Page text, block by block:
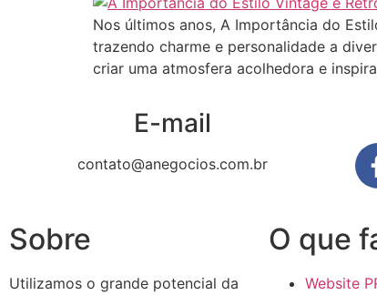
Nos últimos anos, A Importância do
trazendo charme e personalidade a
criar uma atmosfera acolhedora e
E-mail
contato@anegocios.com.br
Sobre
Utilizamos o grande potencial da
O que
Website